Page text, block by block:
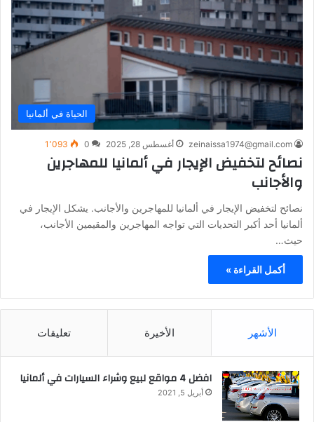
الحياة في ألمانيا
zeinaissa1974@gmail.com أغسطس 28, 2025 0 1٬093
نصائح لتخفيض الإيجار في ألمانيا للمهاجرين
والأجانب
نصائح لتخفيض الإيجار في ألمانيا للمهاجرين والأجانب. يشكل الإيجار في
ألمانيا أحد أكبر التحديات التي تواجه المهاجرين والمقيمين الأجانب،
حيث…
أكمل القراءة »
الأشهر الأخيرة تعليقات
افضل 4 مواقع لبيع وشراء السيارات في ألمانيا
أبريل 5, 2021